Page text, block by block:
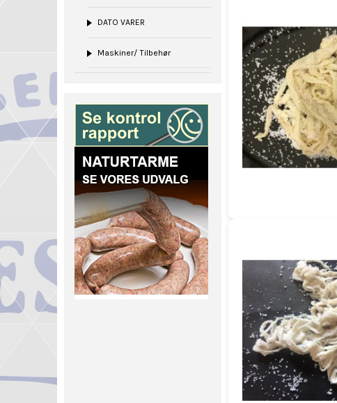
DATO VARER
Maskiner/ Tilbehør